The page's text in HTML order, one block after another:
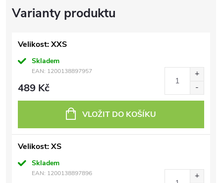
Velikost: XXS
Skladem
EAN: 1200138897957
489 Kč
VLOŽIT DO KOŠÍKU
Velikost: XS
Skladem
EAN: 1200138897896